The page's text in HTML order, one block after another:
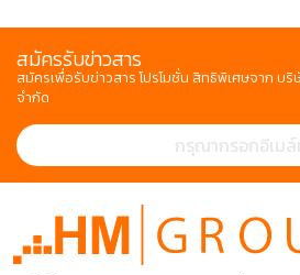
สมัครรับข่าวสาร
สมัครเพื่อรับข่าวสาร โปรโมชั่น สิทธิพิเศษจาก บริ
จำกัด